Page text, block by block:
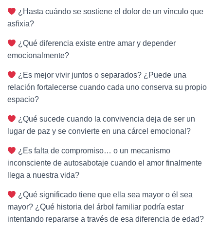
¿Hasta cuándo se sostiene el dolor de un vínculo que
asfixia?
¿Qué diferencia existe entre amar y depender
emocionalmente?
¿Es mejor vivir juntos o separados? ¿Puede una
relación fortalecerse cuando cada uno conserva su propio
espacio?
¿Qué sucede cuando la convivencia deja de ser un
lugar de paz y se convierte en una cárcel emocional?
¿Es falta de compromiso… o un mecanismo
inconsciente de autosabotaje cuando el amor finalmente
llega a nuestra vida?
¿Qué significado tiene que ella sea mayor o él sea
mayor? ¿Qué historia del árbol familiar podría estar
intentando repararse a través de esa diferencia de edad?